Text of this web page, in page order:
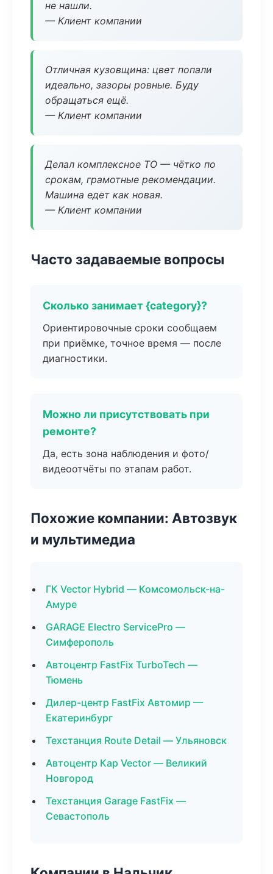
не нашли.
— Клиент компании
Отличная кузовщина: цвет попали
идеально, зазоры ровные. Буду
обращаться ещё.
— Клиент компании
Делал комплексное ТО — чётко по
срокам, грамотные рекомендации.
Машина едет как новая.
— Клиент компании
Часто задаваемые вопросы
Сколько занимает {category}?
Ориентировочные сроки сообщаем
при приёмке, точное время — после
диагностики.
Можно ли присутствовать при
ремонте?
Да, есть зона наблюдения и фото/
видеоотчёты по этапам работ.
Похожие компании: Автозвук
и мультимедиа
ГК Vector Hybrid — Комсомольск-на-
Амуре
GARAGE Electro ServicePro —
Симферополь
Автоцентр FastFix TurboTech —
Тюмень
Дилер-центр FastFix Автомир —
Екатеринбург
Техстанция Route Detail — Ульяновск
Автоцентр Кар Vector — Великий
Новгород
Техстанция Garage FastFix —
Севастополь